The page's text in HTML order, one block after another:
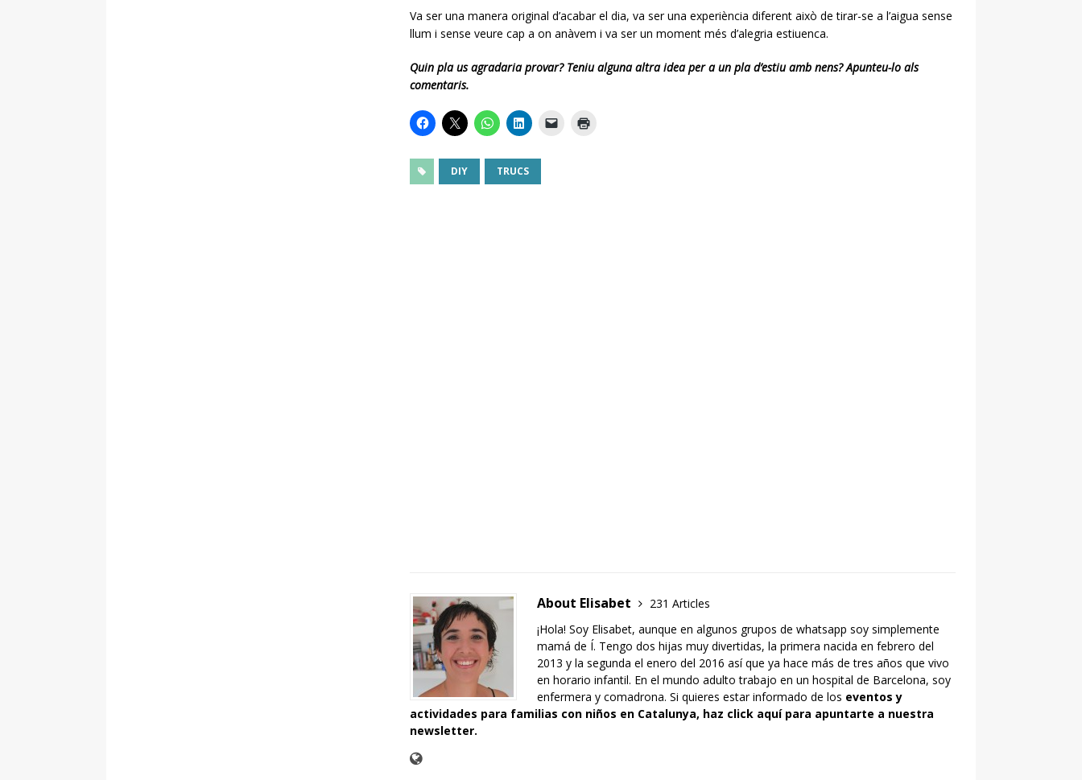
Va ser una manera original d’acabar el dia, va ser una experiència diferent això de tirar-se a l’aigua sense
llum i sense veure cap a on anàvem i va ser un moment més d’alegria estiuenca.
Quin pla us agradaria provar? Teniu alguna altra idea per a un pla d’estiu amb nens? Apunteu-lo als
comentaris.
DIY TRUCS
About Elisabet
231 Articles
¡Hola! Soy Elisabet, aunque en algunos grupos de whatsapp soy simplemente
mamá de Í. Tengo dos hijas muy divertidas, la primera nacida en febrero del
2013 y la segunda el enero del 2016 así que ya hace más de tres años que vivo
en horario infantil. En el mundo adulto trabajo en un hospital de Barcelona, soy
enfermera y comadrona. Si quieres estar informado de los eventos y
actividades para familias con niños en Catalunya, haz click aquí para apuntarte a nuestra
newsletter.